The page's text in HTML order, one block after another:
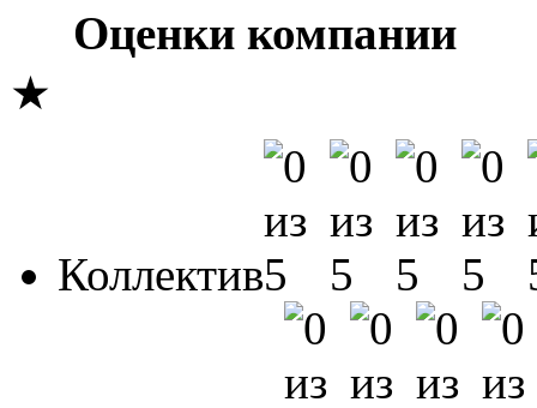
Оценки компании
★
Коллектив